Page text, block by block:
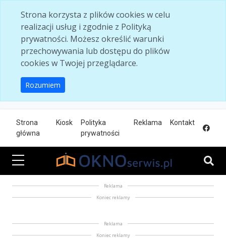
Strona korzysta z plików cookies w celu
realizacji usług i zgodnie z Polityką
prywatności. Możesz określić warunki
przechowywania lub dostępu do plików
cookies w Twojej przeglądarce.
Rozumiem
Strona
główna
Kiosk
Polityka
prywatności
Reklama Kontakt
Reklama
Koniec reklamy
Reklama
Koniec reklamy